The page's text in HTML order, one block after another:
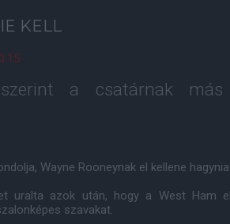
KELL
a csatárnak más
Wayne Rooneynak el kellene
uralta azok után, hogy a West Ham
szavakat.